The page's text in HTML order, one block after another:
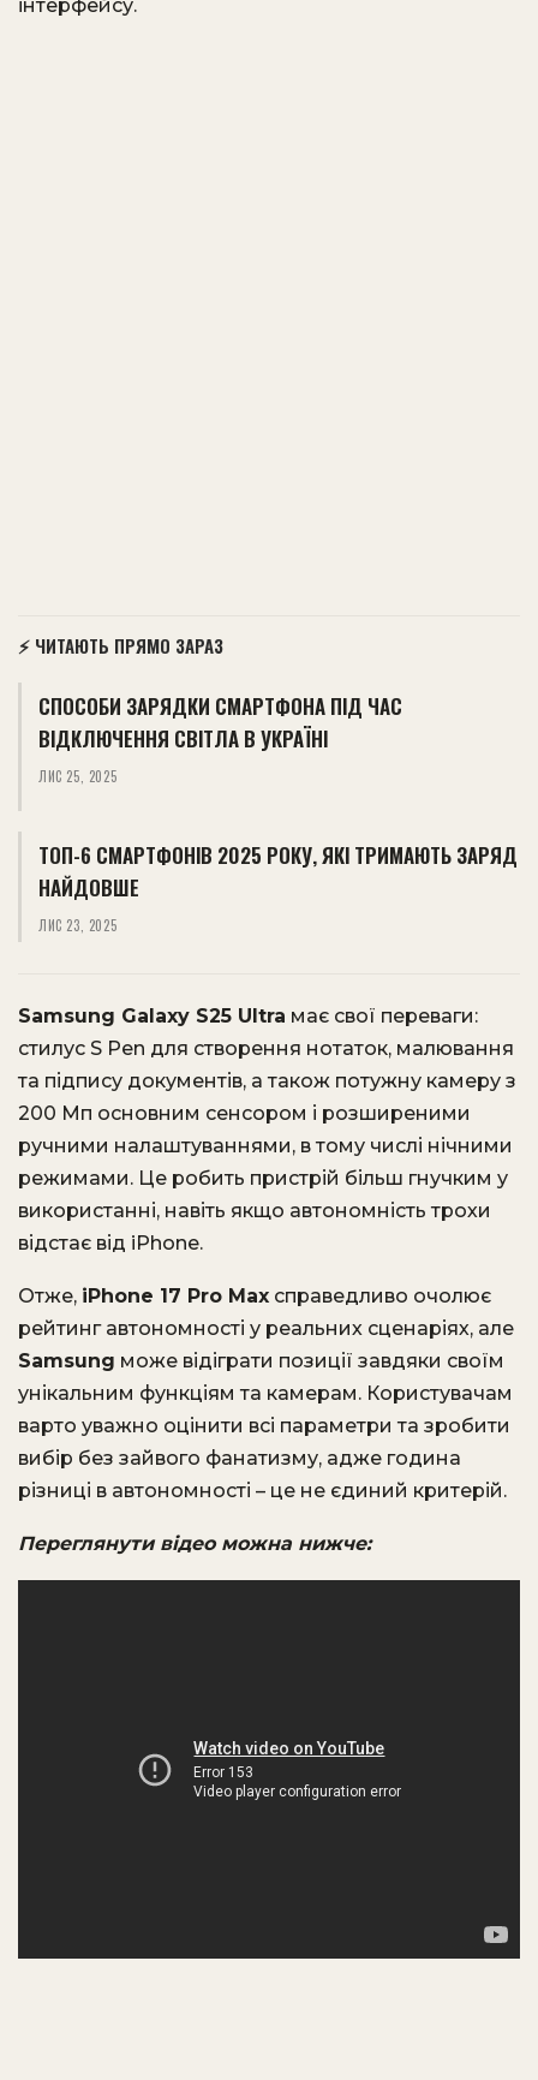
інтерфейсу.
⚡ ЧИТАЮТЬ ПРЯМО ЗАРАЗ
СПОСОБИ ЗАРЯДКИ СМАРТФОНА ПІД ЧАС
ВІДКЛЮЧЕННЯ СВІТЛА В УКРАЇНІ
ЛИС 25, 2025
ТОП-6 СМАРТФОНІВ 2025 РОКУ, ЯКІ ТРИМАЮТЬ ЗАРЯД
НАЙДОВШЕ
ЛИС 23, 2025
Samsung Galaxy S25 Ultra має свої переваги:
стилус S Pen для створення нотаток, малювання
та підпису документів, а також потужну камеру з
200 Мп основним сенсором і розширеними
ручними налаштуваннями, в тому числі нічними
режимами. Це робить пристрій більш гнучким у
використанні, навіть якщо автономність трохи
відстає від iPhone.
Отже, iPhone 17 Pro Max справедливо очолює
рейтинг автономності у реальних сценаріях, але
Samsung може відіграти позиції завдяки своїм
унікальним функціям та камерам. Користувачам
варто уважно оцінити всі параметри та зробити
вибір без зайвого фанатизму, адже година
різниці в автономності – це не єдиний критерій.
Переглянути відео можна нижче: